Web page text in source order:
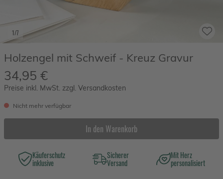
1/7
Holzengel mit Schweif - Kreuz Gravur
34,95 €
Preise inkl. MwSt. zzgl. Versandkosten
Nicht mehr verfügbar
In den Warenkorb
Käuferschutz
inklusive
Sicherer
Versand
Mit Herz
personalisiert